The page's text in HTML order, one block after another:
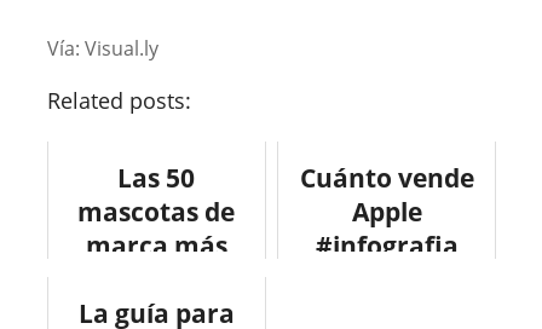
Vía: Visual.ly
Related posts:
Las 50
mascotas de
marca más
Cuánto vende
Apple
#infografia
La guía para